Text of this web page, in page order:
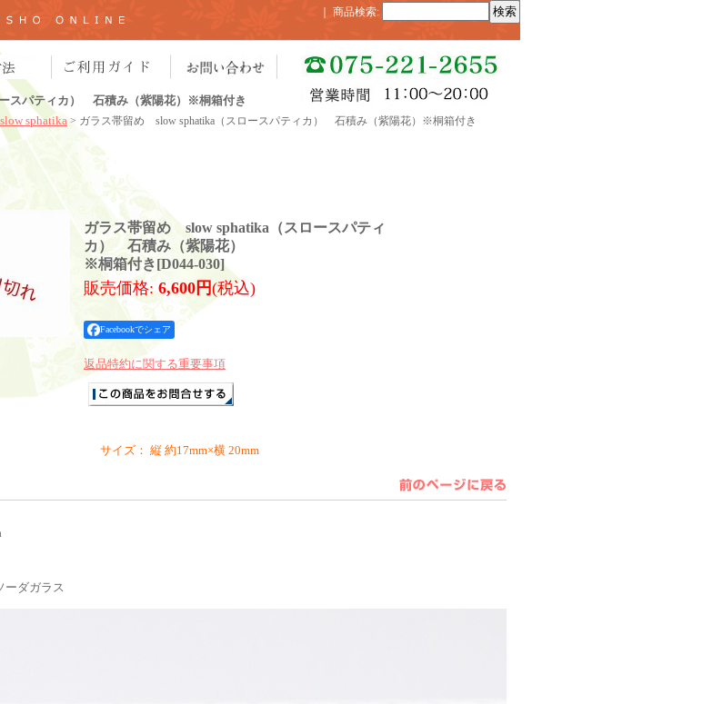
スパティカ） 石積み（紫陽花）※桐箱付き
sphatika > ガラス帯留め slow sphatika（スロースパティカ） 石積み（紫陽花）※桐箱付き
商品検索:
ガラス帯留め slow sphatika（スロースパティ
カ） 石積み（紫陽花）
※桐箱付き[D044-030]
販売価格: 6,600円(税込)
Facebookでシェア
返品特約に関する重要事項
サイズ： 縦 約17mm×横 20mm
ーダガラス